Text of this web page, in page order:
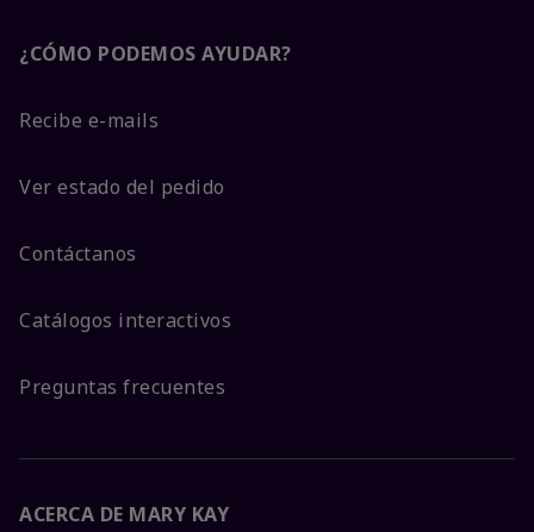
¿CÓMO PODEMOS AYUDAR?
Recibe e-mails
Ver estado del pedido
Contáctanos
Catálogos interactivos
Preguntas frecuentes
ACERCA DE MARY KAY